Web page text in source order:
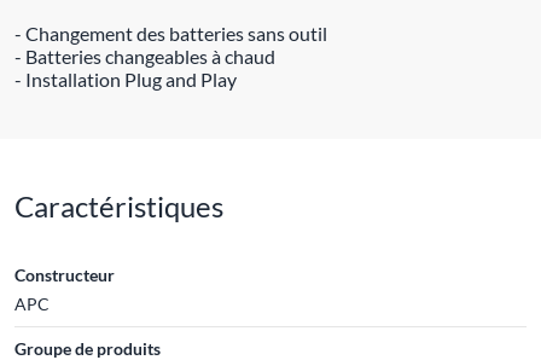
- Changement des batteries sans outil
- Batteries changeables à chaud
- Installation Plug and Play
Caractéristiques
Constructeur
APC
Groupe de produits